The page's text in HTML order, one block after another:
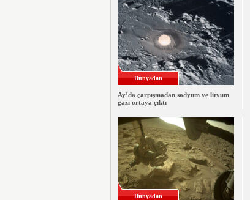
Dünyadan
Ay’da çarpışmadan sodyum ve lityum
gazı ortaya çıktı
Dünyadan